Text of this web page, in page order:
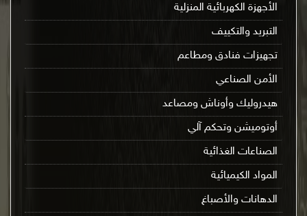
الأجهزة الكهربائية المنزلية
التبريد والتكييف
تجهيزات فنادق ومطاعم
الأمن الصناعي
هيدروليك وأوناش ومصاعد
أوتوميشن وتحكم آلي
الصناعات الغذائية
المواد الكيميائية
الدهانات والأصباغ